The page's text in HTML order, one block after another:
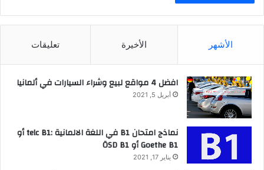
الأشهر الأخيرة تعليقات
افضل 4 مواقع لبيع وشراء السيارات في ألمانيا
أبريل 5, 2021
نماذج امتحان B1 في اللغة الالمانية :telc B1 أو
Goethe B1 أو ÖSD B1
يناير 17, 2021